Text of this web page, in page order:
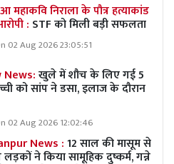
महाकवि निराला के पौत्र हत्याकांड
: STF को मिली बड़ी सफलता
02 Aug 2026 23:05:51
खुले में शौच के लिए गई 5
को सांप ने डसा, इलाज के दौरान
02 Aug 2026 12:02:46
News :12 साल की मासूम से
लड़कों ने किया सामूहिक दुष्कर्म, गन्ने